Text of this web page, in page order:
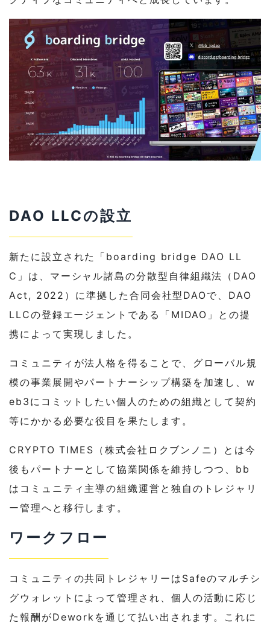
DAO LLCの設立
新たに設立された「boarding bridge DAO LL
C」は、マーシャル諸島の分散型自律組織法（DAO
Act, 2022）に準拠した合同会社型DAOで、DAO
LLCの登録エージェントである「MIDAO」との提
携によって実現しました。
コミュニティが法人格を得ることで、グローバル規
模の事業展開やパートナーシップ構築を加速し、w
eb3にコミットしたい個人のための組織として契約
等にかかる必要な役目を果たします。
CRYPTO TIMES（株式会社ロクブンノニ）とは今
後もパートナーとして協業関係を維持しつつ、bb
はコミュニティ主導の組織運営と独自のトレジャリ
ー管理へと移行します。
ワークフロー
コミュニティの共同トレジャリーはSafeのマルチシ
グウォレットによって管理され、個人の活動に応じ
た報酬がDeworkを通じて払い出されます。これに